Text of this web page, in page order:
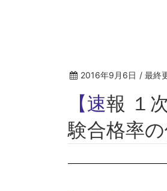
2016年9月6日 / 最終
【速報 １次試験 結果 統計資料】 １次試
験合格率